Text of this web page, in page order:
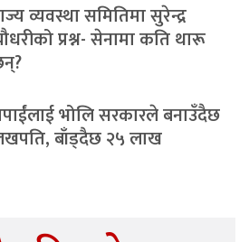
व्यवस्था समितिमा सुरेन्द्र
प्रश्न- सेनामा कति थारू
भोलि सरकारले बनाउँदैछ
बाँड्दैछ २५ लाख